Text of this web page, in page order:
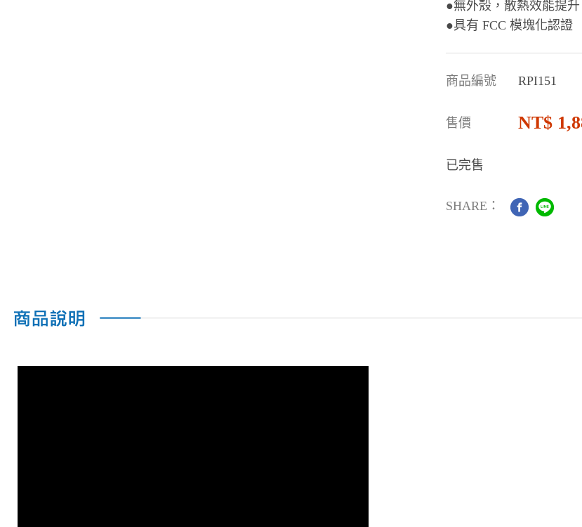
●無外殼，散熱效能提升
●具有 FCC 模塊化認證
商品編號 RPI151
售價
已完售
SHARE：